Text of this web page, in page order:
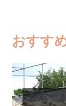
おすす